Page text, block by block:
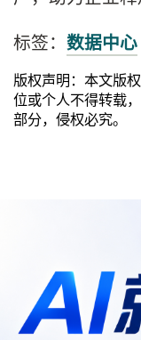
标签： 数据中心
版权声明：本文版
位或个人不得转载
部分，侵权必究。